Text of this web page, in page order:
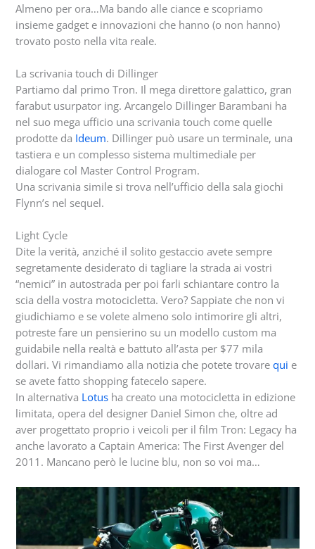
Almeno per ora…Ma bando alle ciance e scopriamo
insieme gadget e innovazioni che hanno (o non hanno)
trovato posto nella vita reale.
La scrivania touch di Dillinger
Partiamo dal primo Tron. Il mega direttore galattico, gran
farabut usurpator ing. Arcangelo Dillinger Barambani ha
nel suo mega ufficio una scrivania touch come quelle
prodotte da Ideum. Dillinger può usare un terminale, una
tastiera e un complesso sistema multimediale per
dialogare col Master Control Program.
Una scrivania simile si trova nell’ufficio della sala giochi
Flynn’s nel sequel.
Light Cycle
Dite la verità, anziché il solito gestaccio avete sempre
segretamente desiderato di tagliare la strada ai vostri
“nemici” in autostrada per poi farli schiantare contro la
scia della vostra motocicletta. Vero? Sappiate che non vi
giudichiamo e se volete almeno solo intimorire gli altri,
potreste fare un pensierino su un modello custom ma
guidabile nella realtà e battuto all’asta per $77 mila
dollari. Vi rimandiamo alla notizia che potete trovarequi e
se avete fatto shopping fatecelo sapere.
In alternativa Lotus ha creato una motocicletta in edizione
limitata, opera del designer Daniel Simon che, oltre ad
aver progettato proprio i veicoli per il film Tron: Legacy ha
anche lavorato a Captain America: The First Avenger del
2011. Mancano però le lucine blu, non so voi ma…